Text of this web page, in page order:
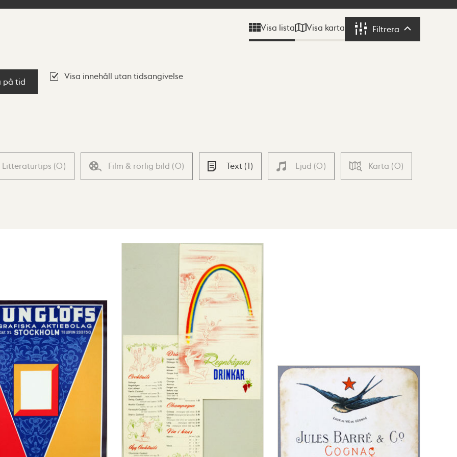
Visa lista Visa karta Filtrera Filtrera
på tid
Visa innehåll utan tidsangivelse
Litteraturtips (0) Film & rörlig bild (0) Text (1) Ljud (0) Karta (0)